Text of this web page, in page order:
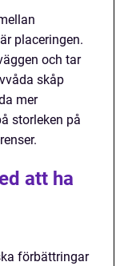
placeringen.
och tar
skåp
mer
storleken på
att ha
förbättringar